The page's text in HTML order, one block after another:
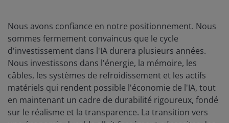
Nous avons confiance en notre positionnement. Nous
sommes fermement convaincus que le cycle
d'investissement dans l'IA durera plusieurs années.
Nous investissons dans l'énergie, la mémoire, les
câbles, les systèmes de refroidissement et les actifs
matériels qui rendent possible l'économie de l'IA, tout
en maintenant un cadre de durabilité rigoureux, fondé
sur le réalisme et la transparence. La transition vers